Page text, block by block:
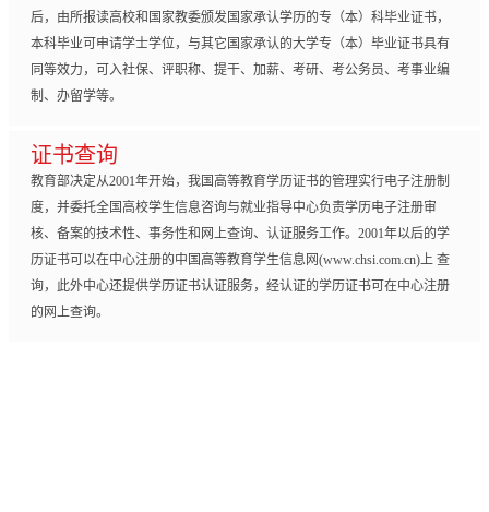
后，由所报读高校和国家教委颁发国家承认学历的专（本）科毕业证书，
本科毕业可申请学士学位，与其它国家承认的大学专（本）毕业证书具有
同等效力，可入社保、评职称、提干、加薪、考研、考公务员、考事业编
制、办留学等。
证书查询
教育部决定从2001年开始，我国高等教育学历证书的管理实行电子注册制
度，并委托全国高校学生信息咨询与就业指导中心负责学历电子注册审
核、备案的技术性、事务性和网上查询、认证服务工作。2001年以后的学
历证书可以在中心注册的中国高等教育学生信息网(www.chsi.com.cn)上 查
询，此外中心还提供学历证书认证服务，经认证的学历证书可在中心注册
的网上查询。